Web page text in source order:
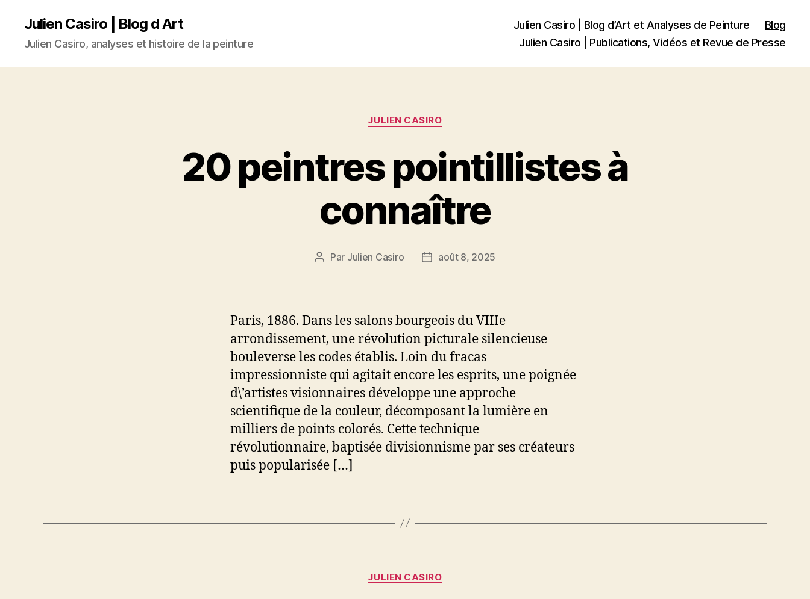
Julien Casiro | Blog d Art
Julien Casiro, analyses et histoire de la peinture
Julien Casiro | Blog d’Art et Analyses de Peinture
Blog
Julien Casiro | Publications, Vidéos et Revue de Presse
Catégories
JULIEN CASIRO
20 peintres pointillistes à
connaître
Auteur
Par Julien Casiro
Dateaoût 8, 2025
Paris, 1886. Dans les salons bourgeois du VIIIe
arrondissement, une révolution picturale silencieuse
bouleverse les codes établis. Loin du fracas
impressionniste qui agitait encore les esprits, une poignée
d\’artistes visionnaires développe une approche
scientifique de la couleur, décomposant la lumière en
milliers de points colorés. Cette technique
révolutionnaire, baptisée divisionnisme par ses créateurs
puis popularisée […]
Catégories
JULIEN CASIRO